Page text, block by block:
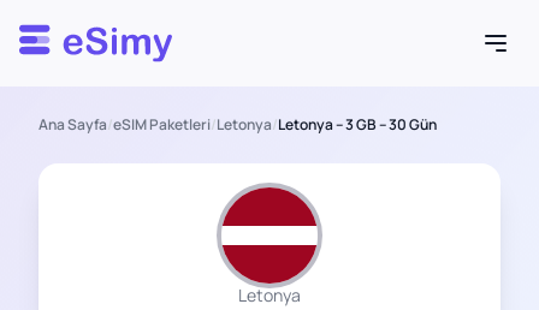
Esimy
Ana Sayfa/eSIM Paketleri/Letonya/Letonya – 3 GB – 30 Gün
Letonya